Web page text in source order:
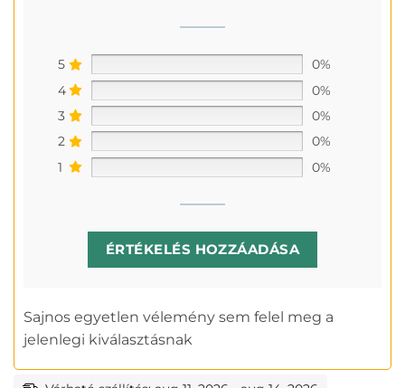
5
0%
4
0%
3
0%
2
0%
1
0%
ÉRTÉKELÉS HOZZÁADÁSA
Sajnos egyetlen vélemény sem felel meg a
jelenlegi kiválasztásnak